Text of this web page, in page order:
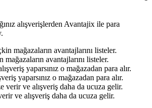
alışverişlerden Avantajix ile para
avantajlarını listeler.
yaparsınız o mağazadan para alır.
ve alışveriş daha da ucuza gelir.